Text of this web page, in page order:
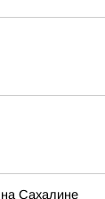
Сахалине